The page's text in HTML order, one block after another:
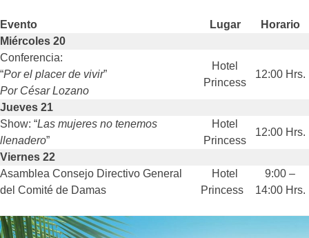
Evento Lugar
Horario
Miércoles 20
Conferencia:
“Por el placer de vivir”
Por César Lozano
Hotel
Princess
12:00 Hrs.
Jueves 21
Show: “Las mujeres no tenemos
llenadero”
Hotel
Princess
12:00 Hrs.
Viernes 22
Asamblea Consejo Directivo General
del Comité de Damas
Hotel
Princess
9:00 –
14:00 Hrs.